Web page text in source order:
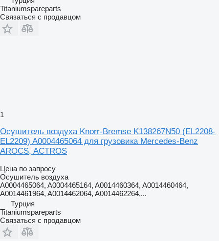
Titaniumspareparts
Связаться с продавцом
1
Осушитель воздуха Knorr-Bremse K138267N50 (EL2208-
EL2209) A0004465064 для грузовика Mercedes-Benz
AROCS, ACTROS
Цена по запросу
Осушитель воздуха
A0004465064, A0004465164, A0014460364, A0014460464,
A0014461964, A0014462064, A0014462264,...
Турция
Titaniumspareparts
Связаться с продавцом